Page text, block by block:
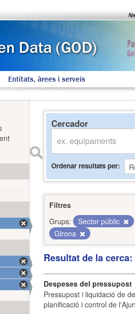
Entitats, àrees i serveis
Cercador
Ordenar resultats per
Filtres
Grups:
Sector públic
Girona
Resultat de la
Despeses del pressupost
Pressupost i liquidació de
planificació i control de